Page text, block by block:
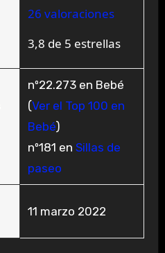
26 valoraciones
3,8 de 5 estrellas
nº22.273 en Bebé
(Ver el Top 100 en
Bebé)
nº181 en Sillas de
paseo
11 marzo 2022